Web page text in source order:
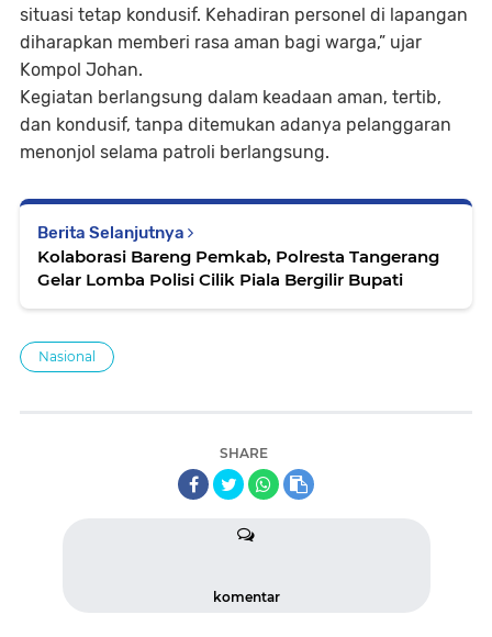
situasi tetap kondusif. Kehadiran personel di lapangan
diharapkan memberi rasa aman bagi warga,” ujar
Kompol Johan.
Kegiatan berlangsung dalam keadaan aman, tertib,
dan kondusif, tanpa ditemukan adanya pelanggaran
menonjol selama patroli berlangsung.
Berita Selanjutnya
Kolaborasi Bareng Pemkab, Polresta Tangerang
Gelar Lomba Polisi Cilik Piala Bergilir Bupati
Nasional
SHARE
komentar